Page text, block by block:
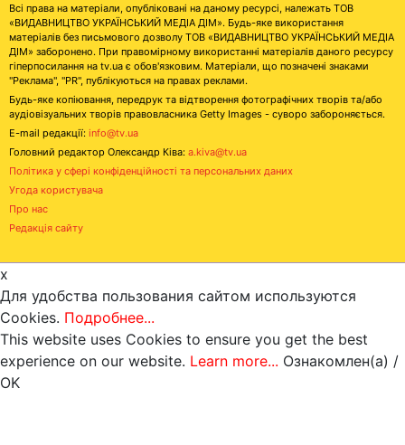
Всі права на матеріали, опубліковані на даному ресурсі, належать ТОВ
«ВИДАВНИЦТВО УКРАЇНСЬКИЙ МЕДІА ДІМ». Будь-яке використання
матеріалів без письмового дозволу ТОВ «ВИДАВНИЦТВО УКРАЇНСЬКИЙ МЕДІА
ДІМ» заборонено. При правомірному використанні матеріалів даного ресурсу
гіперпосилання на tv.ua є обов'язковим. Матеріали, що позначені знаками
"Реклама", "PR", публікуються на правах реклами.
Будь-яке копіювання, передрук та відтворення фотографічних творів та/або
аудіовізуальних творів правовласника Getty Images - суворо забороняється.
E-mail редакції: info@tv.ua
Головний редактор Олександр Ківа: a.kiva@tv.ua
Політика у сфері конфіденційності та персональних даних
Угода користувача
Про нас
Редакція сайту
x
Для удобства пользования сайтом используются
Cookies. Подробнее...
This website uses Cookies to ensure you get the best
experience on our website. Learn more... Ознакомлен(а) /
OK